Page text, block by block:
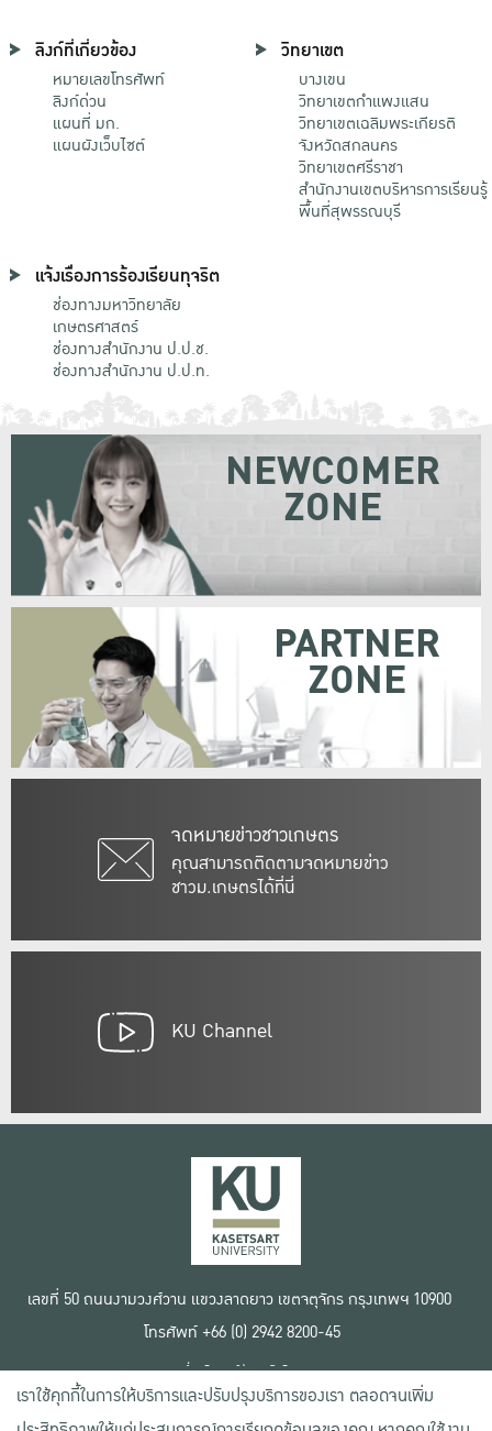
ลิงก์ที่เกี่ยวข้อง
หมายเลขโทรศัพท์
ลิงก์ด่วน
แผนที่ มก.
แผนผังเว็บไซต์
วิทยาเขต
บางเขน
วิทยาเขตกําแพงแสน
วิทยาเขตเฉลิมพระเกียรติ
จังหวัดสกลนคร
วิทยาเขตศรีราชา
สำนักงานเขตบริหารการเรียนรู้
พื้นที่สุพรรณบุรี
แจ้งเรื่องการร้องเรียนทุจริต
ช่องทางมหาวิทยาลัย
เกษตรศาสตร์
ช่องทางสำนักงาน ป.ป.ช.
ช่องทางสำนักงาน ป.ป.ท.
จดหมายข่าวชาวเกษตร
คุณสามารถติดตามจดหมายข่าว
ชาวม.เกษตรได้ที่นี่
NEWCOMER
ZONE
PARTNER
ZONE
KU Channel
เลขที่ 50 ถนนงามวงศ์วาน แขวงลาดยาว เขตจตุจักร กรุงเทพฯ 10900
โทรศัพท์ +66 (0) 2942 8200-45
เงื่อนไขการใช้งานเว็บไซต์
ข้อตกลงด้านสิทธิ์ใช้งาน
นโยบายความเป็นส่วนตัว
เราใช้คุกกี้ในการให้บริการและปรับปรุงบริการของเรา ตลอดจนเพิ่ม